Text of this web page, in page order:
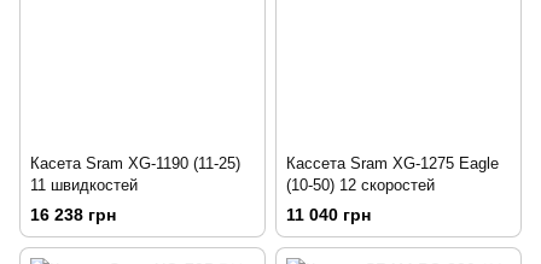
Касета Sram XG-1190 (11-25)
11 швидкостей
16 238 грн
Кассета Sram XG-1275 Eagle
(10-50) 12 скоростей
11 040 грн